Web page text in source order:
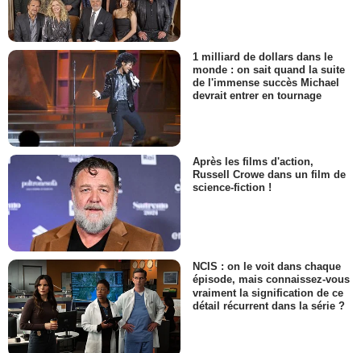
1 milliard de dollars dans le
monde : on sait quand la suite
de l'immense succès Michael
devrait entrer en tournage
Après les films d'action,
Russell Crowe dans un film de
science-fiction !
NCIS : on le voit dans chaque
épisode, mais connaissez-vous
vraiment la signification de ce
détail récurrent dans la série ?